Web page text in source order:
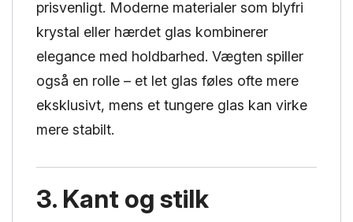
prisvenligt. Moderne materialer som blyfri
krystal eller hærdet glas kombinerer
elegance med holdbarhed. Vægten spiller
også en rolle – et let glas føles ofte mere
eksklusivt, mens et tungere glas kan virke
mere stabilt.
3. Kant og stilk